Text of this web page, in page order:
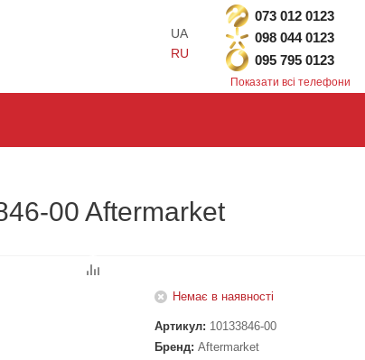
UA
RU
073 012 0123
098 044 0123
095 795 0123
Показати всі телефони
00 Aftermarket
Немає в наявності
Артикул: 10133846-00
Бренд: Aftermarket